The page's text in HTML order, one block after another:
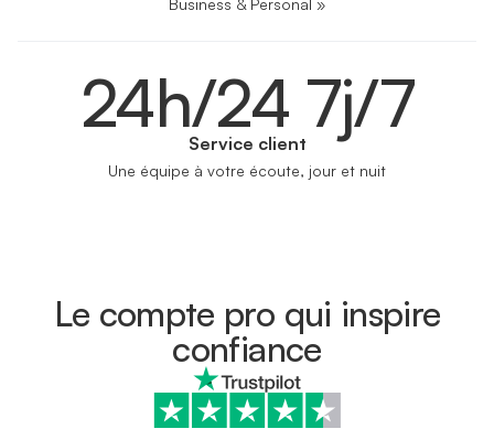
Business & Personal »
24h/24 7j/7
Service client
Une équipe à votre écoute, jour et nuit
Le compte pro qui inspire
confiance